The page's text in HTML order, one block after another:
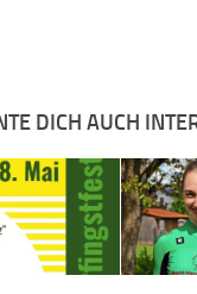
DICH AUCH